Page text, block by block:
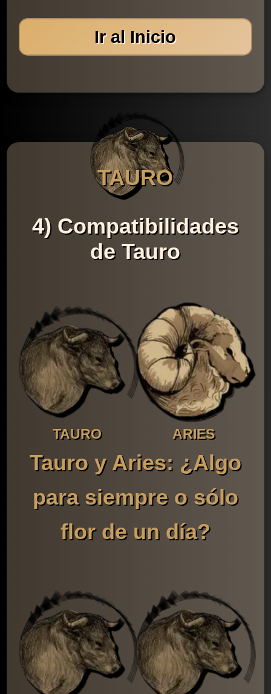
Ir al Inicio
TAURO
4) Compatibilidades
de Tauro
TAURO ARIES
Tauro y Aries: ¿Algo
para siempre o sólo
flor de un día?